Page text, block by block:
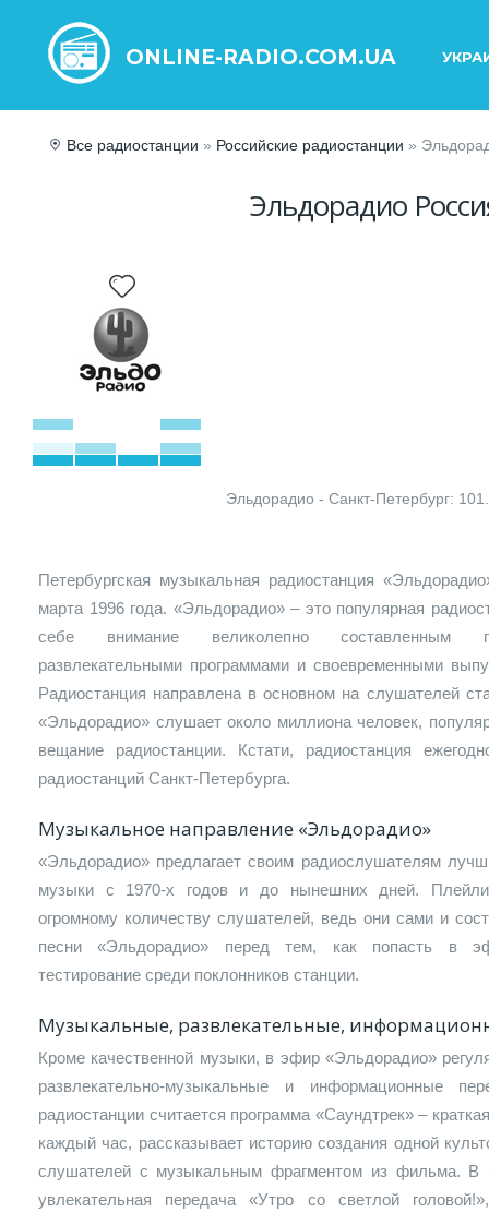
ONLINE-RADIO.COM.UA
Все радиостанции » Российские радиостанции »
Эльдорадио
Эльдорадио - Санкт-Петербург:
Петербургская музыкальная радиостанция
марта 1996 года. «Эльдорадио» – это популярная
себе внимание великолепно составленным
развлекательными программами и своевременными
Радиостанция направлена в основном на слушателей
«Эльдорадио» слушает около миллиона человек,
вещание радиостанции. Кстати, радиостанция
радиостанций Санкт-Петербурга.
Музыкальное направление «Эльдорадио»
«Эльдорадио» предлагает своим радиослушателям
музыки с 1970-х годов и до нынешних дней.
огромному количеству слушателей, ведь они сами и
песни «Эльдорадио» перед тем, как попасть в
тестирование среди поклонников станции.
Музыкальные, развлекательные,
Кроме качественной музыки, в эфир «Эльдорадио»
развлекательно-музыкальные и информационные
радиостанции считается программа «Саундтрек» –
каждый час, рассказывает историю создания одной
слушателей с музыкальным фрагментом из фильма. В
увлекательная передача «Утро со светлой